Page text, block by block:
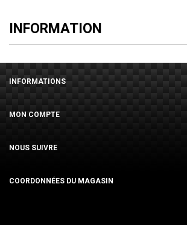
INFORMATION
INFORMATIONS
MON COMPTE
NOUS SUIVRE
COORDONNÉES DU MAGASIN